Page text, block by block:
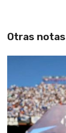
Otras notas